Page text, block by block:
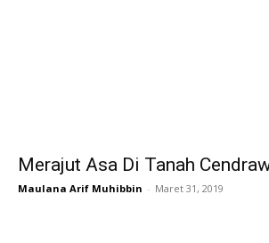
Merajut Asa Di Tanah
Maulana Arif Muhibbin - Maret 31, 2019